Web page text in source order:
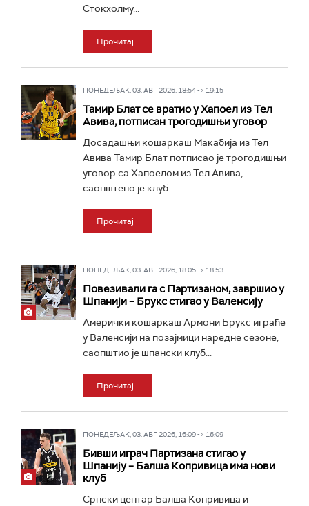
Стокхолму...
Прочитај
ПОНЕДЕЉАК, 03. АВГ 2026, 18:54 -> 19:15
Тамир Блат се вратио у Хапоел из Тел
Авива, потписан трогодишњи уговор
Досадашњи кошаркаш Макабија из Тел
Авива Тамир Блат потписао је трогодишњи
уговор са Хапоелом из Тел Авива,
саопштено је клуб...
Прочитај
ПОНЕДЕЉАК, 03. АВГ 2026, 18:05 -> 18:53
Повезивали га с Партизаном, завршио у
Шпанији – Брукс стигао у Валенсију
Амерички кошаркаш Армони Брукс играће
у Валенсији на позајмици наредне сезоне,
саопштио је шпански клуб...
Прочитај
ПОНЕДЕЉАК, 03. АВГ 2026, 16:09 -> 16:09
Бивши играч Партизана стигао у
Шпанију – Балша Копривица има нови
клуб
Српски центар Балша Копривица и